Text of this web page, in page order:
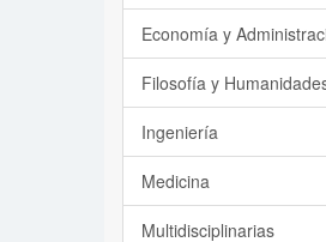
Economía y
Filosofía y
Ingeniería
Medicina
Multidisciplinarias